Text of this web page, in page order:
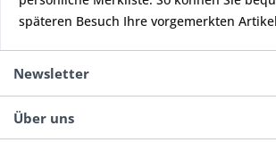
späteren Besuch Ihre vorgemerkten
Newsletter
Über uns